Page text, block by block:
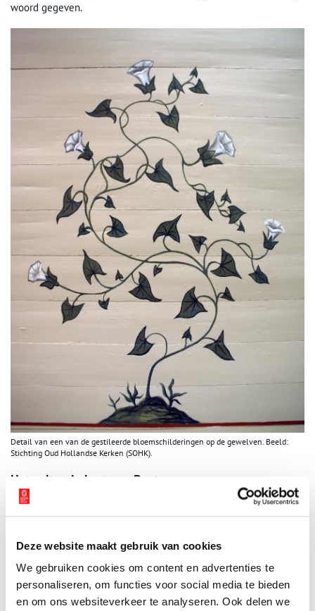
Deze website maakt gebruik van cookies
We gebruiken cookies om content en advertenties te
personaliseren, om functies voor social media te bieden
en om ons websiteverkeer te analyseren. Ook delen we
woord gegeven.
Detail van een van de gestileerde bloemschilderingen op de gewelven. Beeld:
Stichting Oud Hollandse Kerken (SOHK).
Het culturele hart van Beets
Er vinden nog steeds kerkdiensten plaats, maar de kerk is vooral
het culturele centrum van Beets. De kerk wordt gebruikt voor
feesten. Zowel het schip als de oude raadzaal zijn officiële
trouwlocaties van de gemeente Zeevang. De kerk wordt beheerd
en geëxploiteerd door de plaatselijke commissie Beets.